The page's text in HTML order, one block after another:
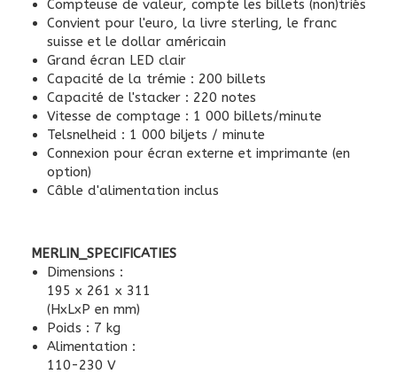
Compteuse de valeur, compte les billets (non)triés
Convient pour l'euro, la livre sterling, le franc
suisse et le dollar américain
Grand écran LED clair
Capacité de la trémie : 200 billets
Capacité de l'stacker : 220 notes
Vitesse de comptage : 1 000 billets/minute
Telsnelheid : 1 000 biljets / minute
Connexion pour écran externe et imprimante (en
option)
Câble d'alimentation inclus
MERLIN_SPECIFICATIES
Dimensions :
195 x 261 x 311
(HxLxP en mm)
Poids : 7 kg
Alimentation :
110-230 V